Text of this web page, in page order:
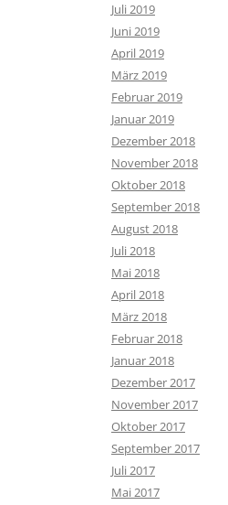
Juli 2019
Juni 2019
April 2019
März 2019
Februar 2019
Januar 2019
Dezember 2018
November 2018
Oktober 2018
September 2018
August 2018
Juli 2018
Mai 2018
April 2018
März 2018
Februar 2018
Januar 2018
Dezember 2017
November 2017
Oktober 2017
September 2017
Juli 2017
Mai 2017